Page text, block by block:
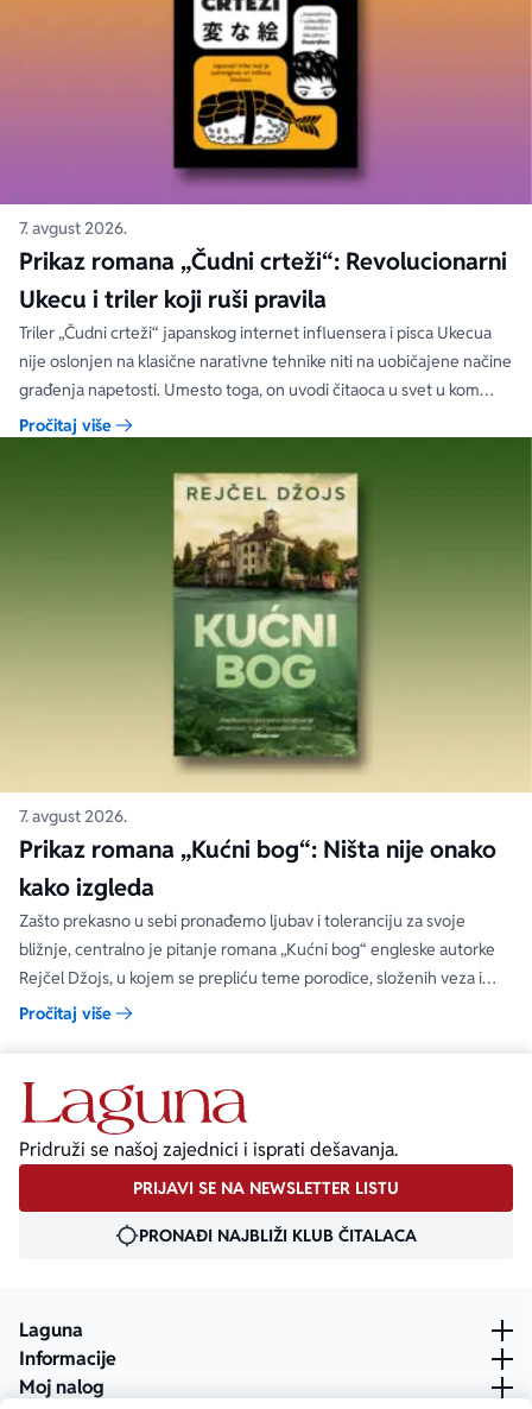
7. avgust 2026.
Prikaz romana „Čudni crteži“: Revolucionarni
Ukecu i triler koji ruši pravila
Triler „Čudni crteži“ japanskog internet influensera i pisca Ukecua
nije oslonjen na klasične narativne tehnike niti na uobičajene načine
građenja napetosti. Umesto toga, on uvodi čitaoca u svet u kom
priložene ilustracije govore više od reči, a ono što je nacrtano često
Pročitaj više
7. avgust 2026.
Prikaz romana „Kućni bog“: Ništa nije onako
kako izgleda
Zašto prekasno u sebi pronađemo ljubav i toleranciju za svoje
bližnje, centralno je pitanje romana „Kućni bog“ engleske autorke
Rejčel Džojs, u kojem se prepliću teme porodice, složenih veza i
umetnosti.
Pročitaj više
Pridruži se našoj zajednici i isprati dešavanja.
PRIJAVI SE NA NEWSLETTER LISTU
PRONAĐI NAJBLIŽI KLUB ČITALACA
Laguna
Informacije
Moj nalog